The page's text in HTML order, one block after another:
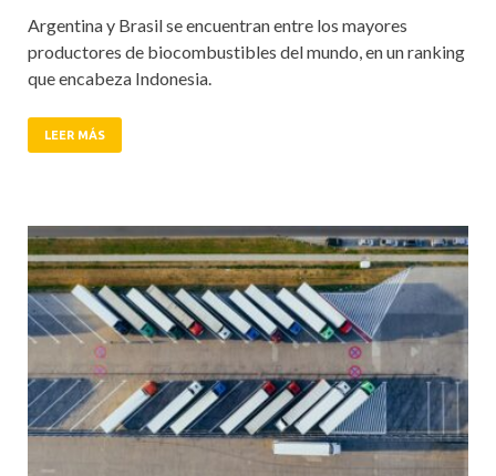
Argentina y Brasil se encuentran entre los mayores
productores de biocombustibles del mundo, en un ranking
que encabeza Indonesia.
LEER MÁS